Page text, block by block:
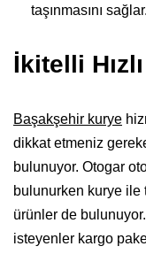
taşınmasını sağlar.
İkitelli
Başakşehir kurye
dikkat etmeniz
bulunuyor. Otogar
bulunurken kurye ile
ürünler de
isteyenler kargo